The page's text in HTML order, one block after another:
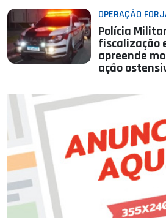
OPERAÇÃO
Polícia
fiscalização
apreende
ação